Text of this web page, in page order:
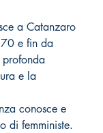
a Catanzaro
e fin da
e la
conosce e
di femministe.